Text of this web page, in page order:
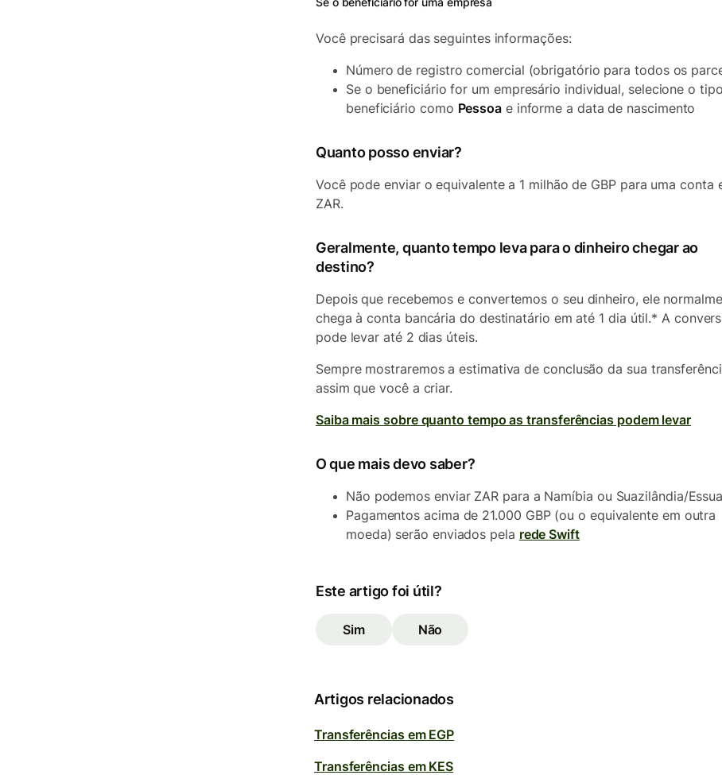
Você precisará das seguintes informações:
Número de registro comercial (obrigatório para todos os
Se o beneficiário for um empresário individual, selecione o
beneficiário como Pessoa e informe a data de nascimento
Quanto posso enviar?
Você pode enviar o equivalente a 1 milhão de GBP para uma conta
ZAR.
Geralmente, quanto tempo leva para o dinheiro chegar ao
destino?
Depois que recebemos e convertemos o seu dinheiro, ele
chega à conta bancária do destinatário em até 1 dia útil.* A
pode levar até 2 dias úteis.
Sempre mostraremos a estimativa de conclusão da sua
assim que você a criar.
Saiba mais sobre quanto tempo as transferências podem levar
O que mais devo saber?
Não podemos enviar ZAR para a Namíbia ou Suazilândia/
Pagamentos acima de 21.000 GBP (ou o equivalente em outra
moeda) serão enviados pela rede Swift
Este artigo foi útil?
Sim Não
Artigos relacionados
Transferências em EGP
Transferências em KES